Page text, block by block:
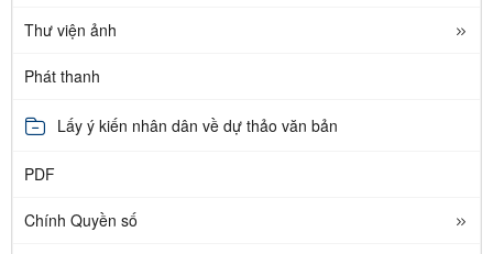
Thư viện ảnh
Phát thanh
Lấy ý kiến nhân dân về dự thảo văn bản
PDF
Chính Quyền số